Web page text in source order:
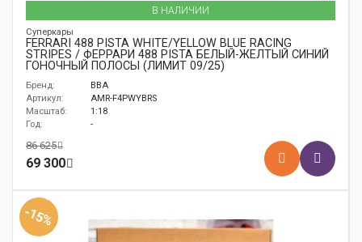
В НАЛИЧИИ
Суперкары
FERRARI 488 PISTA WHITE/YELLOW BLUE RACING
STRIPES / ФЕРРАРИ 488 PISTA БЕЛЫЙ-ЖЕЛТЫЙ СИНИЙ
ГОНОЧНЫЙ ПОЛОСЫ (ЛИМИТ 09/25)
Бренд:
BBA
Артикул:
AMR-F4PWYBRS
Масштаб:
1:18
Год:
-
86 625
69 300
-15%